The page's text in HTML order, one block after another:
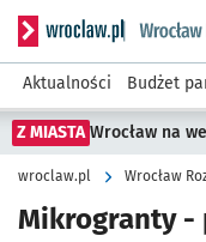
Serwis informacyjny
Aktualności Budżet
Z MIASTA Wrocław na
wroclaw.pl Wrocław
Mikrogranty -